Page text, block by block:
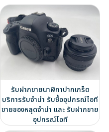
รับฝากขายนาฬิกาปากเกร็ด
บริการรับจำนำ รับซื้ออุปกรณ์ไอที
ขายของหลุดจำนำ และ รับฝากขาย
อุปกรณ์ไอที